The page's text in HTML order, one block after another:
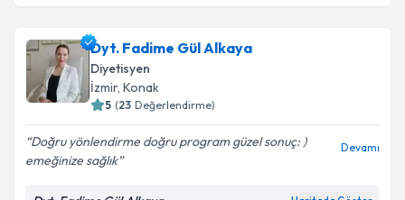
Dyt. Fadime Gül Alkaya
Diyetisyen
İzmir, Konak
5 (23 Değerlendirme)
Doğru yönlendirme doğru program güzel sonuç: )
emeğinize sağlık
Devamı